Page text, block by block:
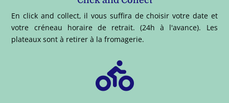
En click and collect, il vous suffira de choisir votre date et
votre créneau horaire de retrait. (24h à l'avance). Les
plateaux sont à retirer à la fromagerie.
